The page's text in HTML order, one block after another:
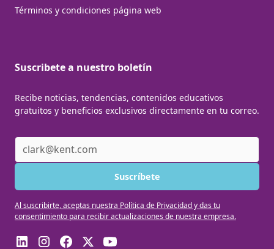
Términos y condiciones página web
Suscribete a nuestro boletín
Recibe noticias, tendencias, contenidos educativos
gratuitos y beneficios exclusivos directamente en tu correo.
Al suscribirte, aceptas nuestra Política de Privacidad y das tu
consentimiento para recibir actualizaciones de nuestra empresa.